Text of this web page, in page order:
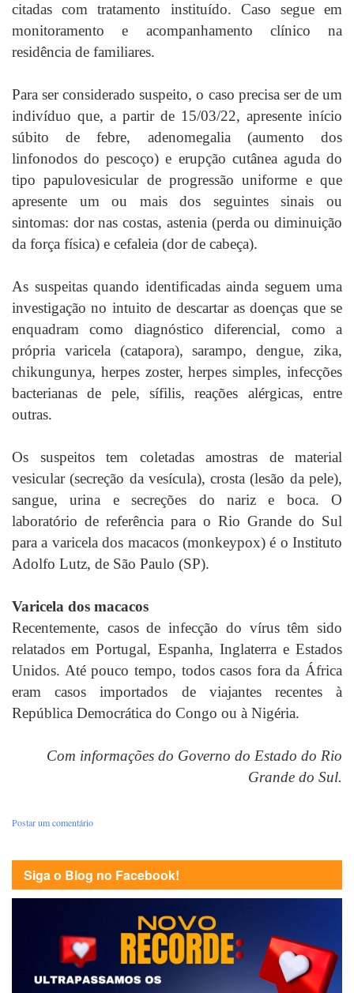
citadas com tratamento instituído. Caso segue em
monitoramento e acompanhamento clínico na
residência de familiares.
Para ser considerado suspeito, o caso precisa ser de um
indivíduo que, a partir de 15/03/22, apresente início
súbito de febre, adenomegalia (aumento dos
linfonodos do pescoço) e erupção cutânea aguda do
tipo papulovesicular de progressão uniforme e que
apresente um ou mais dos seguintes sinais ou
sintomas: dor nas costas, astenia (perda ou diminuição
da força física) e cefaleia (dor de cabeça).
As suspeitas quando identificadas ainda seguem uma
investigação no intuito de descartar as doenças que se
enquadram como diagnóstico diferencial, como a
própria varicela (catapora), sarampo, dengue, zika,
chikungunya, herpes zoster, herpes simples, infecções
bacterianas de pele, sífilis, reações alérgicas, entre
outras.
Os suspeitos tem coletadas amostras de material
vesicular (secreção da vesícula), crosta (lesão da pele),
sangue, urina e secreções do nariz e boca. O
laboratório de referência para o Rio Grande do Sul
para a varicela dos macacos (monkeypox) é o Instituto
Adolfo Lutz, de São Paulo (SP).
Varicela dos macacos
Recentemente, casos de infecção do vírus têm sido
relatados em Portugal, Espanha, Inglaterra e Estados
Unidos. Até pouco tempo, todos casos fora da África
eram casos importados de viajantes recentes à
República Democrática do Congo ou à Nigéria.
Com informações do Governo do Estado do Rio
Grande do Sul.
Postar um comentário
Siga o Blog no Facebook!